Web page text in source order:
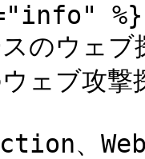
%}
のウェ
ェブ攻撃
、